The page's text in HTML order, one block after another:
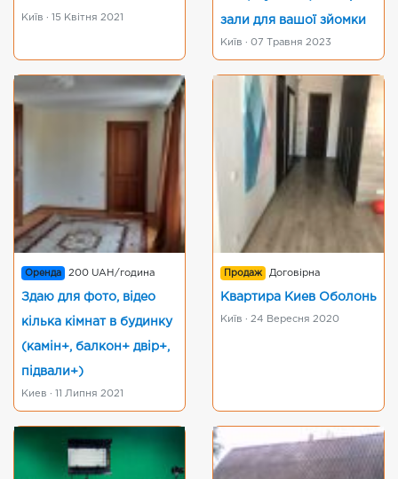
Київ · 15 Квітня 2021 зали для вашої зйомки
Київ · 07 Травня 2023
Оренда 200 UAH/година
Здаю для фото, відео
кілька кімнат в будинку
(камін+, балкон+ двір+,
підвали+)
Киев · 11 Липня 2021
Продаж Договірна
Квартира Киев Оболонь
Київ · 24 Вересня 2020